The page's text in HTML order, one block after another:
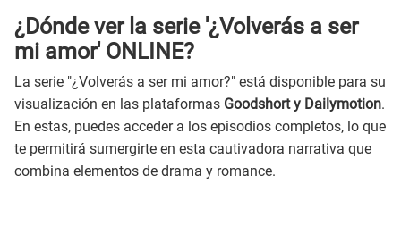
¿Dónde ver la serie '¿Volverás a ser
mi amor' ONLINE?
La serie "¿Volverás a ser mi amor?" está disponible para su
visualización en las plataformas Goodshort y Dailymotion.
En estas, puedes acceder a los episodios completos, lo que
te permitirá sumergirte en esta cautivadora narrativa que
combina elementos de drama y romance.